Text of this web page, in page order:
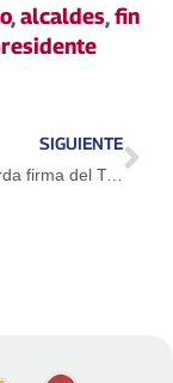
,alcaldes,fin
SIGUIENTE
Maduro recuerda firma del Tratado Constitutivo de Unasur para la integración y unión regional